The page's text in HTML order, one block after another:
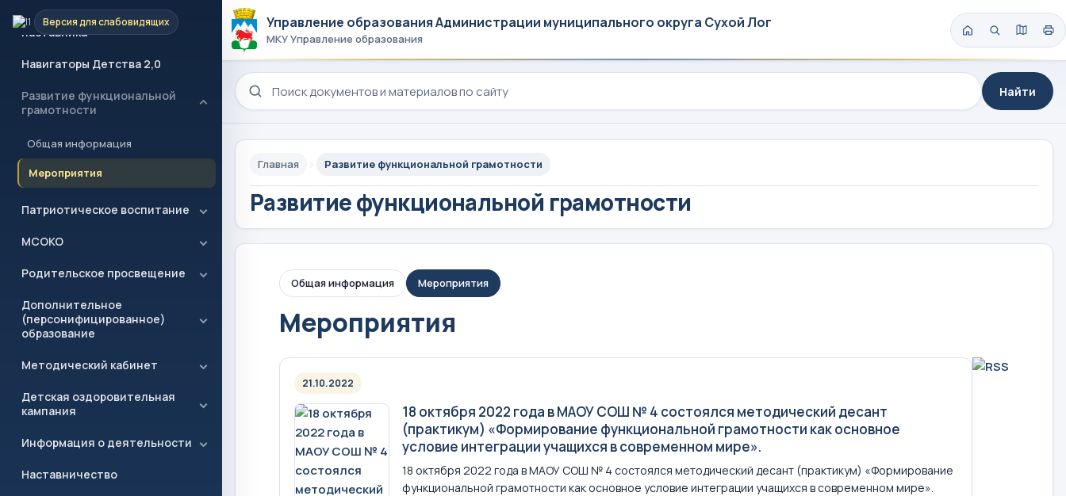
Версия для слабовидящих
2023 год - Год педагога и
наставника
Навигаторы Детства 2,0
Развитие функциональной
грамотности
Общая информация
Мероприятия
Патриотическое воспитание
МСОКО
Родительское просвещение
Дополнительное
(персонифицированное)
образование
Методический кабинет
Детская оздоровительная
кампания
Информация о деятельности
Наставничество
Управление образования Администрации муниципального округа Сухой Лог
МКУ Управление образования
Поиск по сайту
Найти
Главная Развитие функциональной грамотности
Развитие функциональной грамотности
Общая информация Мероприятия
Мероприятия
21.10.2022
18 октября 2022 года в МАОУ СОШ № 4 состоялся методический десант
(практикум) «Формирование функциональной грамотности как основное
условие интеграции учащихся в современном мире».
18 октября 2022 года в МАОУ СОШ № 4 состоялся методический десант (практикум) «Формирование
функциональной грамотности как основное условие интеграции учащихся в современном мире».